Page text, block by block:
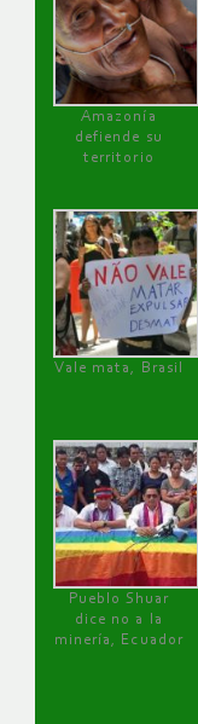
Amazonía
defiende su
territorio
Vale mata, Brasil
Pueblo Shuar
dice no a la
minería, Ecuador